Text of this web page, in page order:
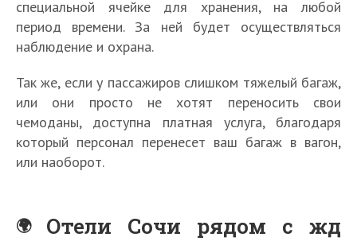
специальной ячейке для хранения, на любой
период времени. За ней будет осуществляться
наблюдение и охрана.
Так же, если у пассажиров слишком тяжелый багаж,
или они просто не хотят переносить свои
чемоданы, доступна платная услуга, благодаря
который персонал перенесет ваш багаж в вагон,
или наоборот.
Отели Сочи рядом с жд